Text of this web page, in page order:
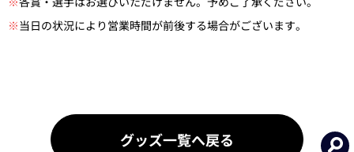
※ 当日の状況により営業時間が前後する場合がございます。
グッズ一覧へ戻る